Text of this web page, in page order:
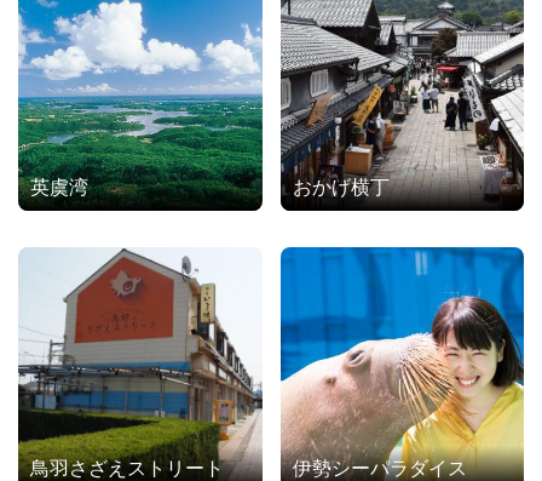
英虞湾 おかげ横丁
鳥羽さざえストリート 伊勢シーパラダイス